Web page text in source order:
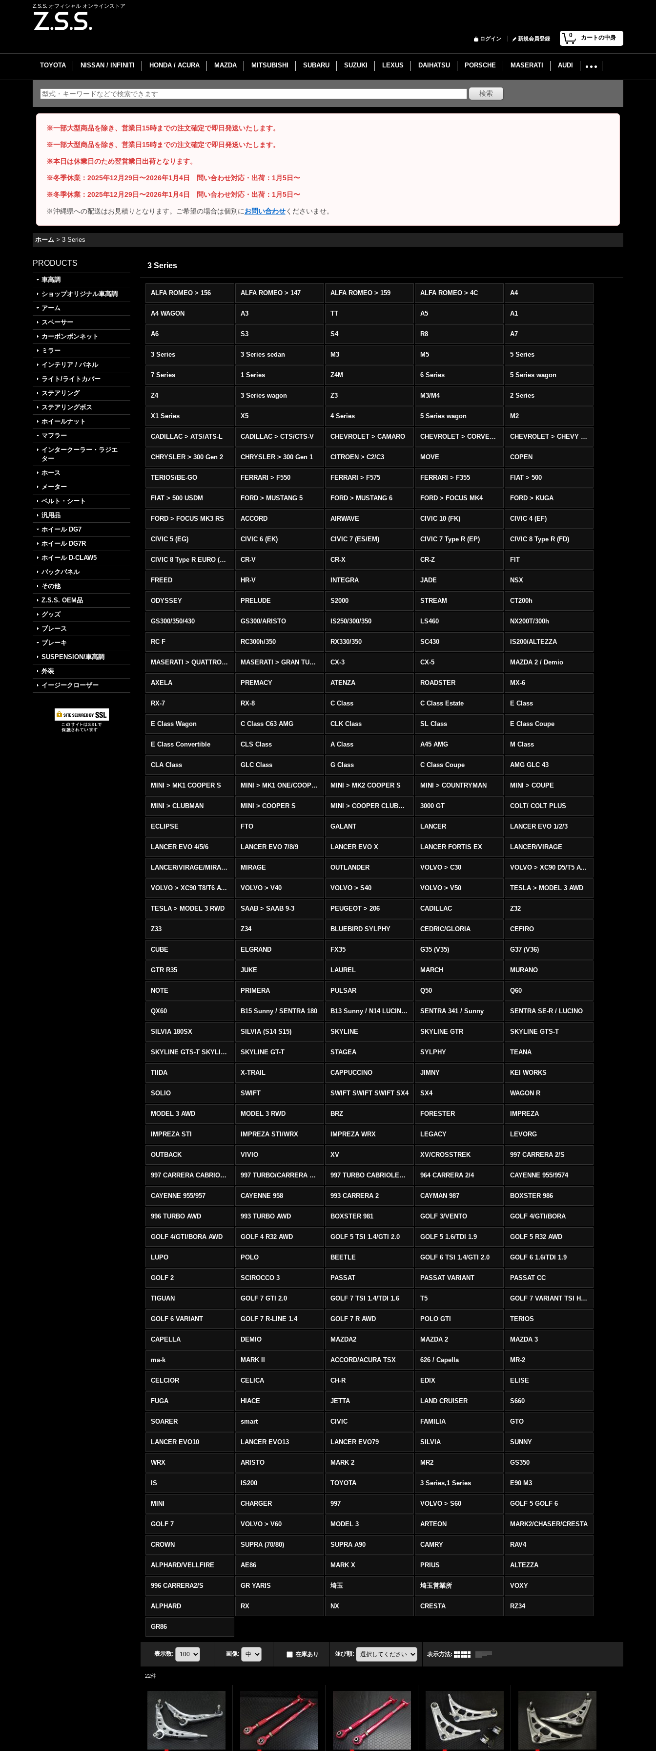
Z.S.S. オフィシャル オンラインストア
0 カートの中身
ログイン 新規会員登録
TOYOTA NISSAN / INFINITI HONDA / ACURA MAZDA MITSUBISHI SUBARU SUZUKI LEXUS DAIHATSU PORSCHE MASERATI AUDI
※一部大型商品を除き、営業日15時までの注文確定で即日発送いたします。
※一部大型商品を除き、営業日15時までの注文確定で即日発送いたします。
※本日は休業日のため翌営業日出荷となります。
※冬季休業：2025年12月29日〜2026年1月4日 問い合わせ対応・出荷：1月5日〜
※冬季休業：2025年12月29日〜2026年1月4日 問い合わせ対応・出荷：1月5日〜
※沖縄県への配送はお見積りとなります。ご希望の場合は個別にお問い合わせくださいませ。
ホーム > 3 Series
PRODUCTS
車高調
ショップオリジナル車高調
アーム
スペーサー
カーボンボンネット
ミラー
インテリア / パネル
ライト/ライトカバー
ステアリング
ステアリングボス
ホイールナット
マフラー
インタークーラー・ラジエ
ター
ホース
メーター
ベルト・シート
汎用品
ホイール DG7
ホイール DG7R
ホイール D-CLAW5
バックパネル
その他
Z.S.S. OEM品
グッズ
ブレース
ブレーキ
SUSPENSION/車高調
外装
イージークローザー
3 Series
ALFA ROMEO > 156 ALFA ROMEO > 147 ALFA ROMEO > 159 ALFA ROMEO > 4C A4
A4 WAGON A3 TT A5 A1
A6 S3 S4 R8 A7
3 Series 3 Series sedan M3 M5 5 Series
7 Series 1 Series Z4M 6 Series 5 Series wagon
Z4 3 Series wagon Z3 M3/M4 2 Series
X1 Series X5 4 Series 5 Series wagon M2
CADILLAC > ATS/ATS-L CADILLAC > CTS/CTS-V CHEVROLET > CAMARO CHEVROLET > CORVETTE C5/C6 CHEVROLET > CHEVY SS
CHRYSLER > 300 Gen 2 CHRYSLER > 300 Gen 1 CITROEN > C2/C3 MOVE COPEN
TERIOS/BE-GO FERRARI > F550 FERRARI > F575 FERRARI > F355 FIAT > 500
FIAT > 500 USDM FORD > MUSTANG 5 FORD > MUSTANG 6 FORD > FOCUS MK4 FORD > KUGA
FORD > FOCUS MK3 RS ACCORD AIRWAVE CIVIC 10 (FK) CIVIC 4 (EF)
CIVIC 5 (EG) CIVIC 6 (EK) CIVIC 7 (ES/EM) CIVIC 7 Type R (EP) CIVIC 8 Type R (FD)
CIVIC 8 Type R EURO (FN) CR-V CR-X CR-Z FIT
FREED HR-V INTEGRA JADE NSX
ODYSSEY PRELUDE S2000 STREAM CT200h
GS300/350/430 GS300/ARISTO IS250/300/350 LS460 NX200T/300h
RC F RC300h/350 RX330/350 SC430 IS200/ALTEZZA
MASERATI > QUATTROPORTE MASERATI > GRAN TURISMO CX-3 CX-5 MAZDA 2 / Demio
AXELA PREMACY ATENZA ROADSTER MX-6
RX-7 RX-8 C Class C Class Estate E Class
E Class Wagon C Class C63 AMG CLK Class SL Class E Class Coupe
E Class Convertible CLS Class A Class A45 AMG M Class
CLA Class GLC Class G Class C Class Coupe AMG GLC 43
MINI > MK1 COOPER S MINI > MK1 ONE/COOPER MINI > MK2 COOPER S MINI > COUNTRYMAN MINI > COUPE
MINI > CLUBMAN MINI > COOPER S MINI > COOPER CLUBMAN 3000 GT COLT/ COLT PLUS
ECLIPSE FTO GALANT LANCER LANCER EVO 1/2/3
LANCER EVO 4/5/6 LANCER EVO 7/8/9 LANCER EVO X LANCER FORTIS EX LANCER/VIRAGE
LANCER/VIRAGE/MIRAGE MIRAGE OUTLANDER VOLVO > C30 VOLVO > XC90 D5/T5 AWD
VOLVO > XC90 T8/T6 AWD VOLVO > V40 VOLVO > S40 VOLVO > V50 TESLA > MODEL 3 AWD
TESLA > MODEL 3 RWD SAAB > SAAB 9-3 PEUGEOT > 206 CADILLAC Z32
Z33 Z34 BLUEBIRD SYLPHY CEDRIC/GLORIA CEFIRO
CUBE ELGRAND FX35 G35 (V35) G37 (V36)
GTR R35 JUKE LAUREL MARCH MURANO
NOTE PRIMERA PULSAR Q50 Q60
QX60 B15 Sunny / SENTRA 180 B13 Sunny / N14 LUCINO / SENTRA 331 SENTRA 341 / Sunny SENTRA SE-R / LUCINO
SILVIA 180SX SILVIA (S14 S15) SKYLINE SKYLINE GTR SKYLINE GTS-T
SKYLINE GTS-T SKYLINE GTS-T SKYLINE GT-T STAGEA SYLPHY TEANA
TIIDA X-TRAIL CAPPUCCINO JIMNY KEI WORKS
SOLIO SWIFT SWIFT SWIFT SWIFT SX4 SX4 WAGON R
MODEL 3 AWD MODEL 3 RWD BRZ FORESTER IMPREZA
IMPREZA STI IMPREZA STI/WRX IMPREZA WRX LEGACY LEVORG
OUTBACK VIVIO XV XV/CROSSTREK 997 CARRERA 2/S
997 CARRERA CABRIOLET 2/S 997 TURBO/CARRERA 4/4S AWD 997 TURBO CABRIOLET AWD 964 CARRERA 2/4 CAYENNE 955/9574
CAYENNE 955/957 CAYENNE 958 993 CARRERA 2 CAYMAN 987 BOXSTER 986
996 TURBO AWD 993 TURBO AWD BOXSTER 981 GOLF 3/VENTO GOLF 4/GTI/BORA
GOLF 4/GTI/BORA AWD GOLF 4 R32 AWD GOLF 5 TSI 1.4/GTI 2.0 GOLF 5 1.6/TDI 1.9 GOLF 5 R32 AWD
LUPO POLO BEETLE GOLF 6 TSI 1.4/GTI 2.0 GOLF 6 1.6/TDI 1.9
GOLF 2 SCIROCCO 3 PASSAT PASSAT VARIANT PASSAT CC
TIGUAN GOLF 7 GTI 2.0 GOLF 7 TSI 1.4/TDI 1.6 T5 GOLF 7 VARIANT TSI HIGHLINE/R-LINE
GOLF 6 VARIANT GOLF 7 R-LINE 1.4 GOLF 7 R AWD POLO GTI TERIOS
CAPELLA DEMIO MAZDA2 MAZDA 2 MAZDA 3
ma-k MARK II ACCORD/ACURA TSX 626 / Capella MR-2
CELCIOR CELICA CH-R EDIX ELISE
FUGA HIACE JETTA LAND CRUISER S660
SOARER smart CIVIC FAMILIA GTO
LANCER EVO10 LANCER EVO13 LANCER EVO79 SILVIA SUNNY
WRX ARISTO MARK 2 MR2 GS350
IS IS200 TOYOTA 3 Series,1 Series E90 M3
MINI CHARGER 997 VOLVO > S60 GOLF 5 GOLF 6
GOLF 7 VOLVO > V60 MODEL 3 ARTEON MARK2/CHASER/CRESTA
CROWN SUPRA (70/80) SUPRA A90 CAMRY RAV4
ALPHARD/VELLFIRE AE86 MARK X PRIUS ALTEZZA
996 CARRERA2/S GR YARIS 埼玉 埼玉営業所 VOXY
ALPHARD RX NX CRESTA RZ34
GR86
表示数: 画像: 在庫あり 並び順: 表示方法:
22件